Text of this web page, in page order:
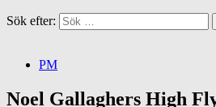
Sök efter:
PM
Noel Gallaghers High